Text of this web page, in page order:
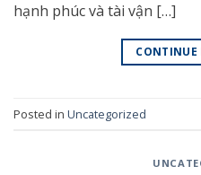
hạnh phúc và tài vận […]
CONTINUE
Posted in Uncategorized